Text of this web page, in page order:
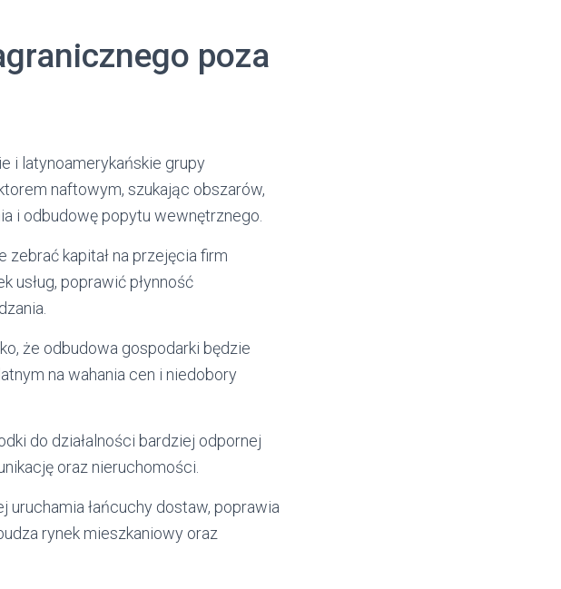
poza
i latynoamerykańskie grupy
naftowym, szukając obszarów,
i odbudowę popytu wewnętrznego.
zebrać kapitał na przejęcia firm
usług, poprawić płynność
że odbudowa gospodarki będzie
na wahania cen i niedobory
do działalności bardziej odpornej
oraz nieruchomości.
łańcuchy dostaw, poprawia
rynek mieszkaniowy oraz